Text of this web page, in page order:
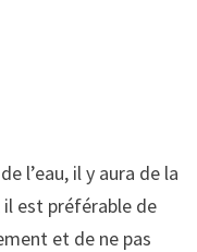
l’eau, il y aura de la
est préférable de
et de ne pas